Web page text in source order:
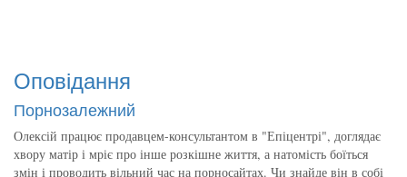
Оповідання
Порнозалежний
Олексій працює продавцем-консультантом в "Епіцентрі", доглядає
хвору матір і мріє про інше розкішне життя, а натомість боїться
змін і проводить вільний час на порносайтах. Чи знайде він в собі